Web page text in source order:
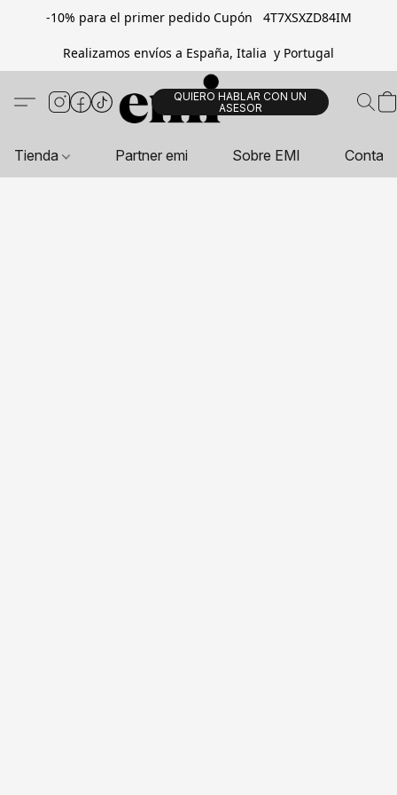
-10% para el primer pedido Cupón 4T7XSXZD84IM
Realizamos envíos a España, Italia y Portugal
QUIERO HABLAR CON UN
ASESOR
Tienda Partner emi Sobre EMI